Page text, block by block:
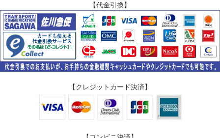
【代金引換】
【クレジットカード決済】